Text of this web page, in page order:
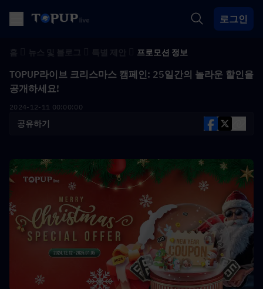
로그인
프로모션 정보
TOPUP라이브 크리스마스 캠페인: 25일간의 놀라운 할인을
공개하세요!
2024-12-11 00:00:00
공유하기